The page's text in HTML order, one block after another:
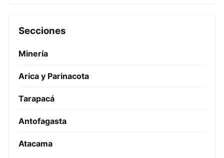
Secciones
Minería
Arica y Parinacota
Tarapacá
Antofagasta
Atacama